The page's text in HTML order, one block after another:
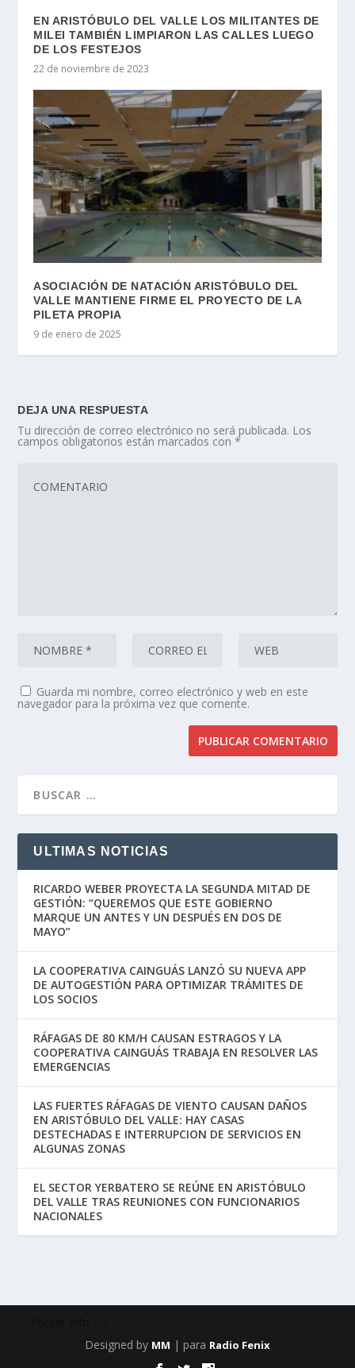
EN ARISTÓBULO DEL VALLE LOS MILITANTES DE
MILEI TAMBIÉN LIMPIARON LAS CALLES LUEGO
DE LOS FESTEJOS
22 de noviembre de 2023
ASOCIACIÓN DE NATACIÓN ARISTÓBULO DEL
VALLE MANTIENE FIRME EL PROYECTO DE LA
PILETA PROPIA
9 de enero de 2025
DEJA UNA RESPUESTA
Tu dirección de correo electrónico no será publicada. Los
campos obligatorios están marcados con*
Guarda mi nombre, correo electrónico y web en este
navegador para la próxima vez que comente.
ULTIMAS NOTICIAS
RICARDO WEBER PROYECTA LA SEGUNDA MITAD DE
GESTIÓN: “QUEREMOS QUE ESTE GOBIERNO
MARQUE UN ANTES Y UN DESPUÉS EN DOS DE
MAYO”
LA COOPERATIVA CAINGUÁS LANZÓ SU NUEVA APP
DE AUTOGESTIÓN PARA OPTIMIZAR TRÁMITES DE
LOS SOCIOS
RÁFAGAS DE 80 KM/H CAUSAN ESTRAGOS Y LA
COOPERATIVA CAINGUÁS TRABAJA EN RESOLVER LAS
EMERGENCIAS
LAS FUERTES RÁFAGAS DE VIENTO CAUSAN DAÑOS
EN ARISTÓBULO DEL VALLE: HAY CASAS
DESTECHADAS E INTERRUPCION DE SERVICIOS EN
ALGUNAS ZONAS
EL SECTOR YERBATERO SE REÚNE EN ARISTÓBULO
DEL VALLE TRAS REUNIONES CON FUNCIONARIOS
NACIONALES
Designed by MM | para Radio Fenix